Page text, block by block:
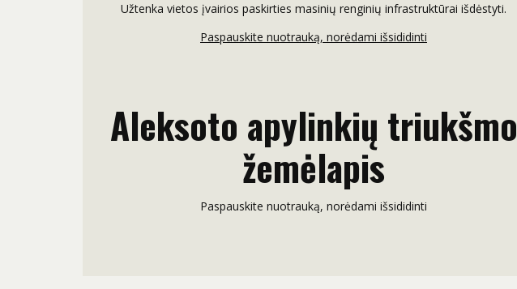
Užtenka vietos įvairios paskirties masinių renginių infrastruktūrai išdėstyti.
Paspauskite nuotrauką, norėdami išsididinti
Aleksoto apylinkių triukšmo
žemėlapis
Paspauskite nuotrauką, norėdami išsididinti